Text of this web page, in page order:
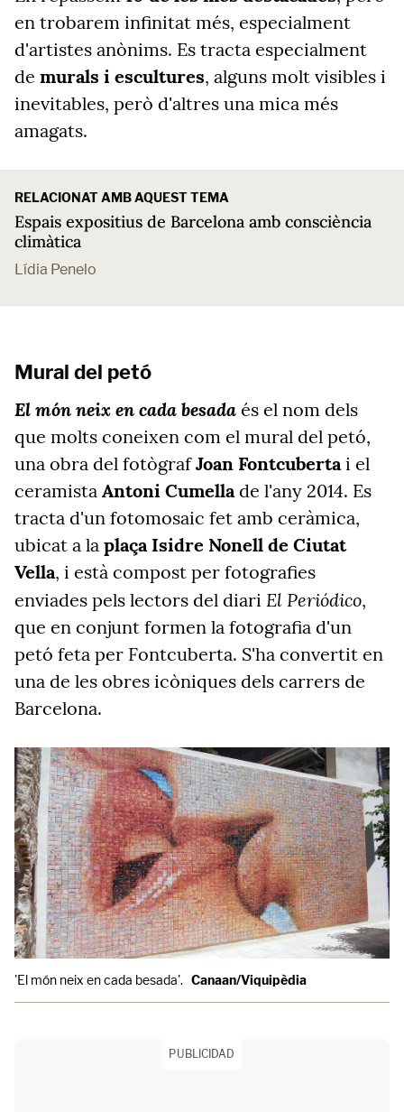
en trobarem infinitat més, especialment
d'artistes anònims. Es tracta especialment
de murals i escultures, alguns molt visibles i
inevitables, però d'altres una mica més
amagats.
RELACIONAT AMB AQUEST TEMA
Espais expositius de Barcelona amb consciència
climàtica
Lídia Penelo
Mural del petó
El món neix en cada besada és el nom dels
que molts coneixen com el mural del petó,
una obra del fotògrafJoan Fontcubertai el
ceramista Antoni Cumellade l'any 2014. Es
tracta d'un fotomosaic fet amb ceràmica,
ubicat a la plaça Isidre Nonell de Ciutat
Vella, i està compost per fotografies
enviades pels lectors del diari El Periódico,
que en conjunt formen la fotografia d'un
petó feta per Fontcuberta. S'ha convertit en
una de les obres icòniques dels carrers de
Barcelona.
'El món neix en cada besada'. Canaan/Viquipèdia
PUBLICIDAD